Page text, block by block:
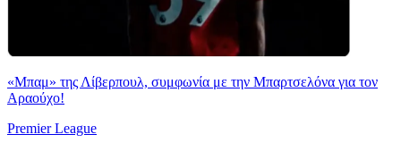
«Μπαμ» της Λίβερπουλ, συμφωνία με την Μπαρτσελόνα για τον
Αραούχο!
Premier League